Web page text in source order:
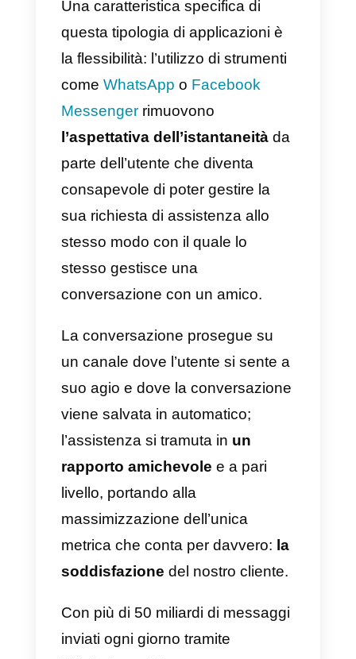
abbandonato il sito web.
Questa strategia presenta diversi
vantaggi: evita, per esempio, di
perdere conversazioni a metà
strada, permette di raggiungere
tassi di lettura vicini al 100%
alle risposte del nostro servizio
clienti, oltre che a
subito informazionirispetto
nostra azienda.
Cosa rende speciale
l’utilizzo delle applicazioni